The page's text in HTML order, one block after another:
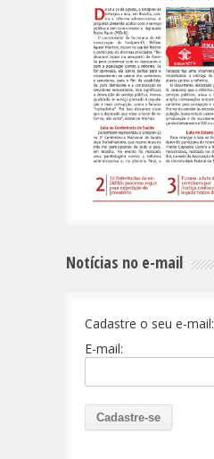
Notícias no e-mail
Cadastre o seu e-mail:
E-mail: